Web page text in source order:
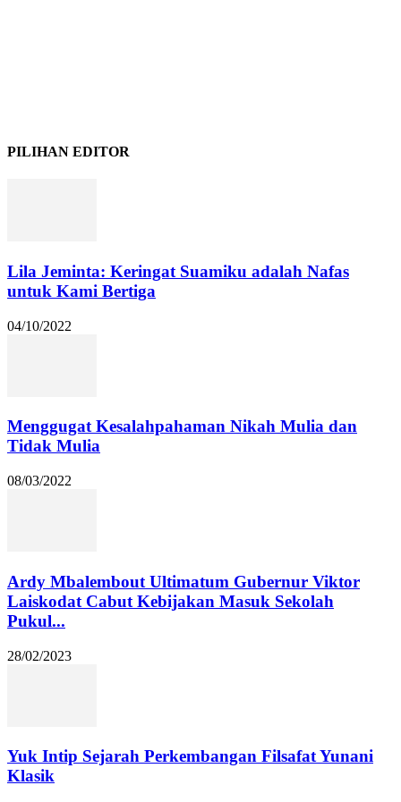
PILIHAN EDITOR
Lila Jeminta: Keringat Suamiku adalah Nafas
untuk Kami Bertiga
04/10/2022
Menggugat Kesalahpahaman Nikah Mulia dan
Tidak Mulia
08/03/2022
Ardy Mbalembout Ultimatum Gubernur Viktor
Laiskodat Cabut Kebijakan Masuk Sekolah
Pukul...
28/02/2023
Yuk Intip Sejarah Perkembangan Filsafat Yunani
Klasik